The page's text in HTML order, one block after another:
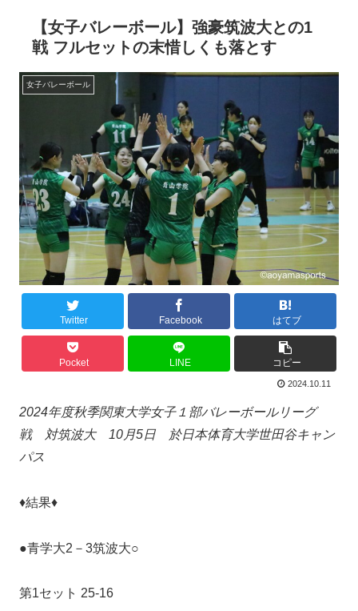
【女子バレーボール】強豪筑波大との1
戦 フルセットの末惜しくも落とす
女子バレーボール
Twitter Facebook はてブ
Pocket LINE コピー
2024.10.11
2024年度秋季関東大学女子１部バレーボールリーグ
戦 対筑波大 10月5日 於日本体育大学世田谷キャン
パス
♦結果♦
●青学大2－3筑波大○
第1セット 25-16